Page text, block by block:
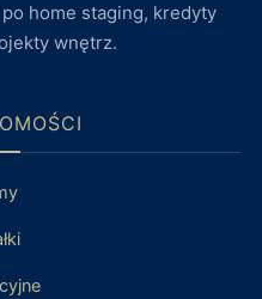
home staging, kredyty
wnętrz.